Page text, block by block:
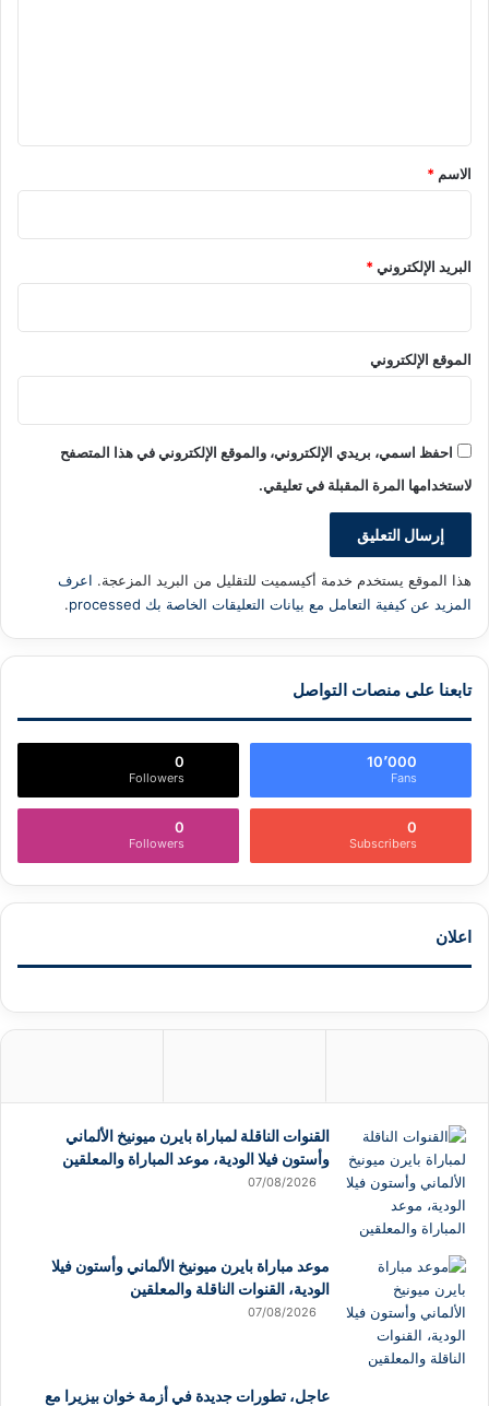
*
الاسم *
البريد الإلكتروني*
الموقع الإلكتروني
احفظ اسمي، بريدي الإلكتروني، والموقع الإلكتروني في هذا المتصفح
لاستخدامها المرة المقبلة في تعليقي.
هذا الموقع يستخدم خدمة أكيسميت للتقليل من البريد المزعجة. اعرف
المزيد عن كيفية التعامل مع بيانات التعليقات الخاصة بك processed
.
تابعنا على منصات التواصل
10٬000
Fans
0
Followers
0
Subscribers
0
Followers
اعلان
القنوات الناقلة لمباراة بايرن ميونيخ الألماني
وأستون فيلا الودية، موعد المباراة والمعلقين
07/08/2026
موعد مباراة بايرن ميونيخ الألماني وأستون فيلا
الودية، القنوات الناقلة والمعلقين
07/08/2026
عاجل، تطورات جديدة في أزمة خوان بيزيرا مع